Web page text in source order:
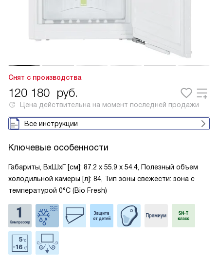
Снят с производства
120 180 руб.
Цена действительна на момент последней продажи
Все инструкции
Ключевые особенности
Габариты, ВxШxГ [см]: 87.2 х 55.9 х 54.4, Полезный объем
холодильной камеры [л]: 84, Тип зоны свежести: зона с
температурой 0°C (Bio Fresh)